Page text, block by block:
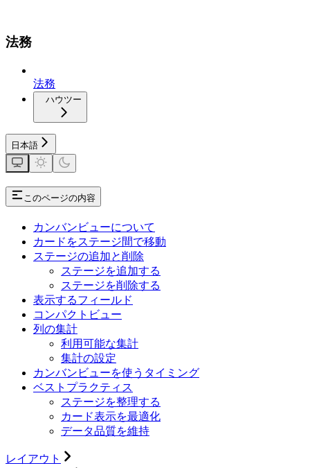
法務
法務
ハウツー
日本語
このページの内容
カンバンビューについて
カードをステージ間で移動
ステージの追加と削除
ステージを追加する
ステージを削除する
表示するフィールド
コンパクトビュー
列の集計
利用可能な集計
集計の設定
カンバンビューを使うタイミング
ベストプラクティス
ステージを整理する
カード表示を最適化
データ品質を維持
レイアウト